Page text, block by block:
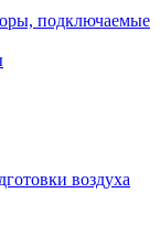
подключаемые
воздуха